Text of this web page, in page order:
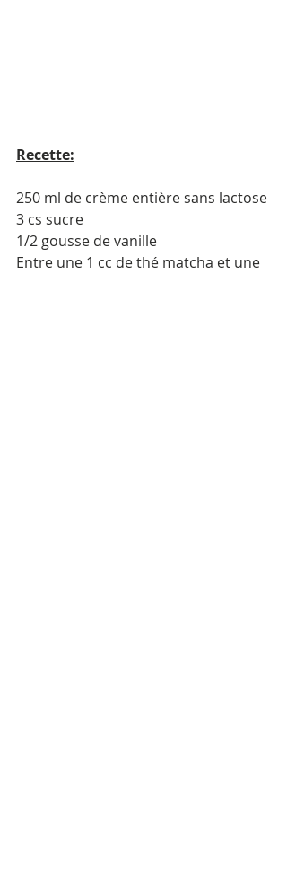
Recette:
250 ml de crème entière sans lactose
3 cs sucre
1/2 gousse de vanille
Entre une 1 cc de thé matcha et une